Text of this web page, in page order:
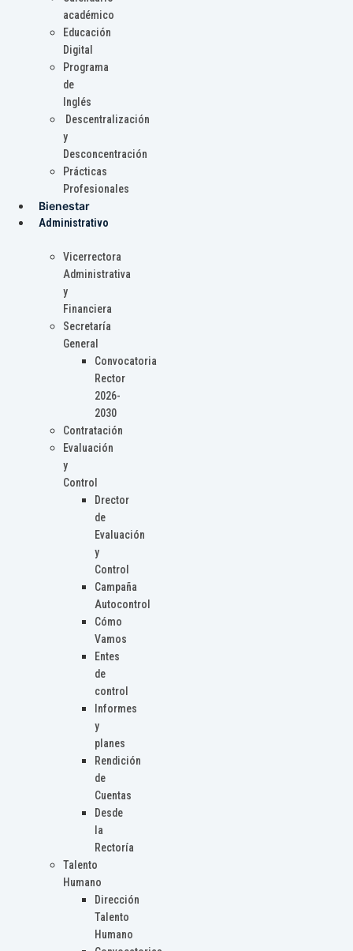
académico
Educación
Digital
Programa
de
Inglés
Descentralización
y
Desconcentración
Prácticas
Profesionales
Bienestar
Administrativo
Vicerrectora
Administrativa
y
Financiera
Secretaría
General
Convocatoria
Rector
2026-
2030
Contratación
Evaluación
y
Control
Drector
de
Evaluación
y
Control
Campaña
Autocontrol
Cómo
Vamos
Entes
de
control
Informes
y
planes
Rendición
de
Cuentas
Desde
la
Rectoría
Talento
Humano
Dirección
Talento
Humano